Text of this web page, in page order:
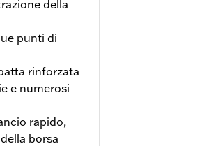
della
punti di
rinforzata
e numerosi
rapido,
borsa